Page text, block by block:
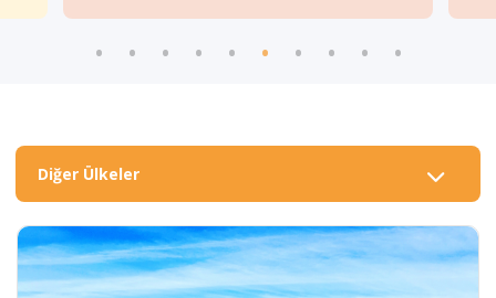
Diğer Ülkeler